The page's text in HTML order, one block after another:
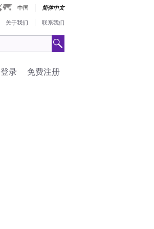
中国 简体中文
关于我们 联系我们
免费注册
登录